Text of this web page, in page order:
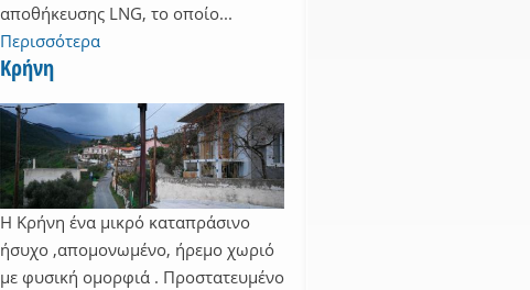
αποθήκευσης LNG, το οποίο...
Περισσότερα
Κρήνη
Η Κρήνη ένα μικρό καταπράσινο
ήσυχο ,απομονωμένο, ήρεμο χωριό
με φυσική ομορφιά . Προστατευμένο